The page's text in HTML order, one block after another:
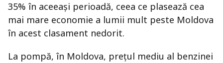
35% în aceeași perioadă, ceea ce plasează cea
mai mare economie a lumii mult peste Moldova
în acest clasament nedorit.
La pompă, în Moldova, prețul mediu al benzinei